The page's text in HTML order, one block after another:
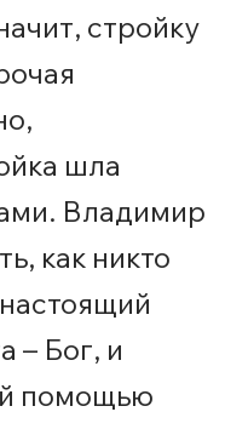
стройку
шла
Владимир
как никто
– Бог, и
помощью